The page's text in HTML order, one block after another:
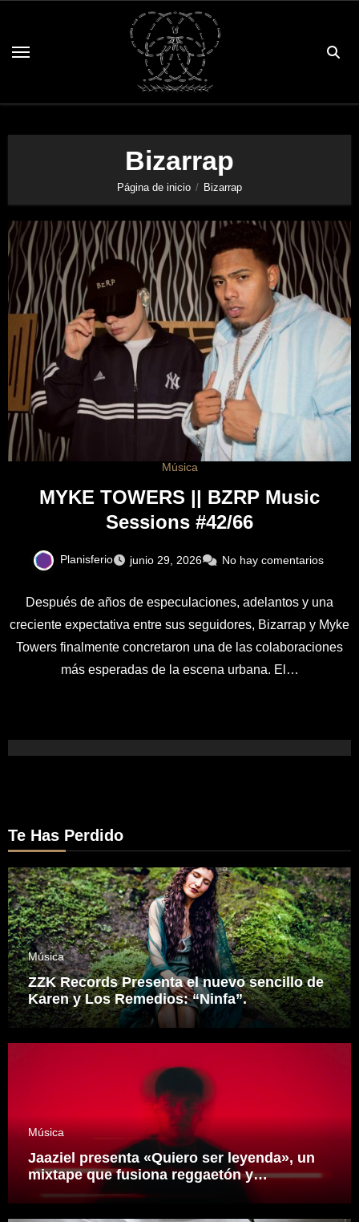
contenido
Bizarrap
Página de inicio Bizarrap
Música
MYKE TOWERS || BZRP Music
Sessions #42/66
Planisferio junio 29, 2026 No hay comentarios
Después de años de especulaciones, adelantos y una
creciente expectativa entre sus seguidores, Bizarrap y Myke
Towers finalmente concretaron una de las colaboraciones
más esperadas de la escena urbana. El…
Te Has Perdido
Música
ZZK Records Presenta el nuevo sencillo de
Karen y Los Remedios: “Ninfa”.
Música
Jaaziel presenta «Quiero ser leyenda», un
mixtape que fusiona reggaetón y
electrónica desde una visión propia
inspirado en el sonidero Mexicano.